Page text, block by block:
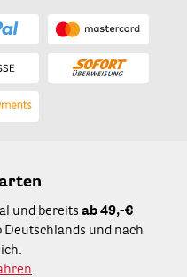
und bereits ab 49,-€
und nach